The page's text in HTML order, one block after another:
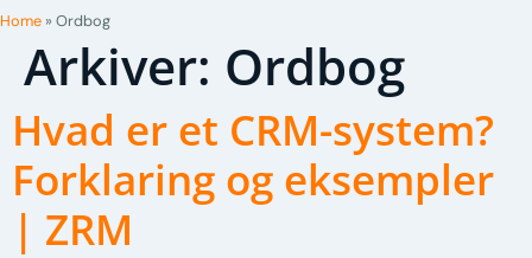
Home » Ordbog
Arkiver: Ordbog
Hvad er et CRM-system?
Forklaring og eksempler
| ZRM